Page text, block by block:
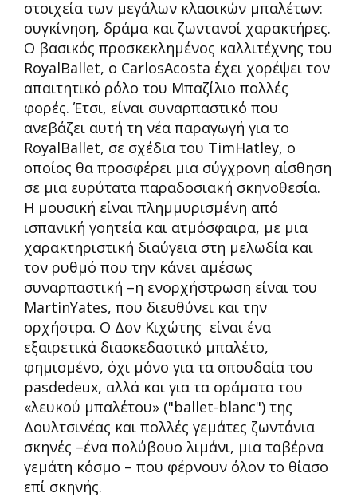
στοιχεία των μεγάλων κλασικών μπαλέτων:
συγκίνηση, δράμα και ζωντανοί χαρακτήρες.
Ο βασικός προσκεκλημένος καλλιτέχνης του
RoyalBallet, ο CarlosAcosta έχει χορέψει τον
απαιτητικό ρόλο του Μπαζίλιο πολλές
φορές. Έτσι, είναι συναρπαστικό που
ανεβάζει αυτή τη νέα παραγωγή για το
RoyalBallet, σε σχέδια του TimHatley, ο
οποίος θα προσφέρει μια σύγχρονη αίσθηση
σε μια ευρύτατα παραδοσιακή σκηνοθεσία.
Η μουσική είναι πλημμυρισμένη από
ισπανική γοητεία και ατμόσφαιρα, με μια
χαρακτηριστική διαύγεια στη μελωδία και
τον ρυθμό που την κάνει αμέσως
συναρπαστική –η ενορχήστρωση είναι του
MartinYates, που διευθύνει και την
ορχήστρα. Ο Δον Κιχώτης είναι ένα
εξαιρετικά διασκεδαστικό μπαλέτο,
φημισμένο, όχι μόνο για τα σπουδαία του
pasdedeux, αλλά και για τα οράματα του
«λευκού μπαλέτου» ("ballet-blanc") της
Δουλτσινέας και πολλές γεμάτες ζωντάνια
σκηνές –ένα πολύβουο λιμάνι, μια ταβέρνα
γεμάτη κόσμο – που φέρνουν όλον το θίασο
επί σκηνής.